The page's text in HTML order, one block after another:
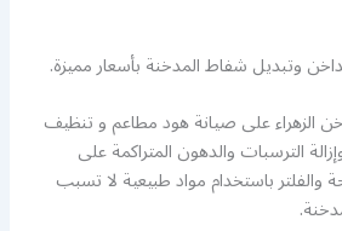
وتبديل شفاط المدخنة بأسعار مميزة.
الزهراء على صيانة هود مطاعم و تنظيف
الترسبات والدهون المتراكمة على
والفلتر باستخدام مواد طبيعية لا تسبب